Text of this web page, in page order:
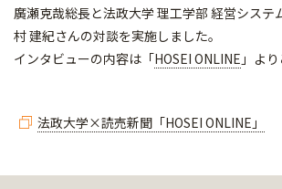
廣瀬克哉総長と法政大学 理工学部 経営システ
村 建紀さんの対談を実施しました。
インタビューの内容は「HOSEI ONLINE 」よ
法政大学×読売新聞「HOSEI ONLINE」